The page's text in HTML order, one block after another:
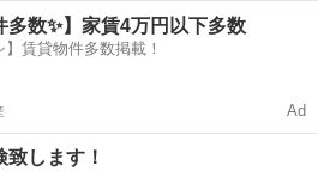
カタチの、主張での車検、整備をさせ
た整備士が、直接にてお客様1人1人個
車検 ユーザー車検
多数✨】家賃4万円以下多数
】賃貸物件多数掲載！
Ad
致します！